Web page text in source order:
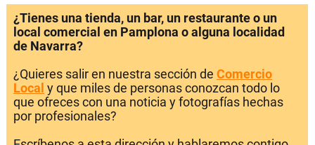
¿Tienes una tienda, un bar, un restaurante o un
local comercial en Pamplona o alguna localidad
de Navarra?
¿Quieres salir en nuestra sección de Comercio
Local y que miles de personas conozcan todo lo
que ofreces con una noticia y fotografías hechas
por profesionales?